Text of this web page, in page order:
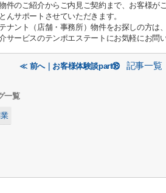
件のご紹介からご内見ご契約まで、お客様が
とんサポートさせていただきます。
テナント（店舗・事務所）物件をお探しの方は
サービスのテンポエステートにお気軽にお問
≪ 前へ｜お客様体験談part⑱ 記事一覧
一覧